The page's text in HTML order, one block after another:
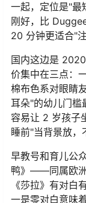
一起，定位是"
刚好，比
20 分钟更适合"
国内这边是
价集中在三点：
棉布色系对眼睛
耳朵"的幼儿门槛
容易让 2 岁孩子
睡前"当背景放，
早教号和育儿公
鸭》——同属欧洲
《莎拉》有对白
一是零对白意味